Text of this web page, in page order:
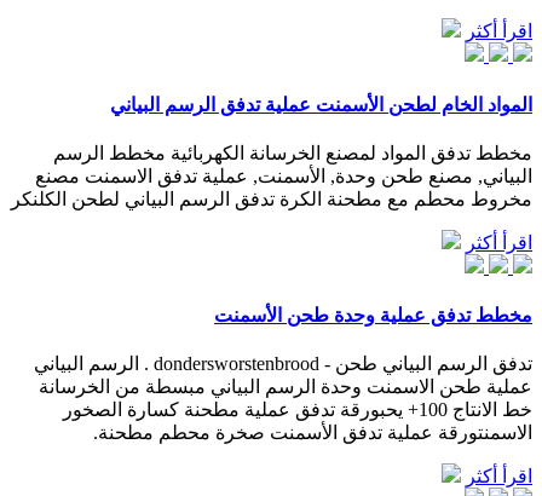
اقرأ أكثر
المواد الخام لطحن الأسمنت عملية تدفق الرسم البياني
مخطط تدفق المواد لمصنع الخرسانة الكهربائية مخطط الرسم
البياني, مصنع طحن وحدة, الأسمنت, عملية تدفق الاسمنت مصنع
مخروط محطم مع مطحنة الكرة تدفق الرسم البياني لطحن الكلنكر
اقرأ أكثر
مخطط تدفق عملية وحدة طحن الأسمنت
تدفق الرسم البياني طحن - dondersworstenbrood . الرسم البياني
عملية طحن الاسمنت وحدة الرسم البياني مبسطة من الخرسانة
خط الانتاج 100+ يحبورقة تدفق عملية مطحنة كسارة الصخور
الاسمنتورقة عملية تدفق الأسمنت صخرة محطم مطحنة.
اقرأ أكثر